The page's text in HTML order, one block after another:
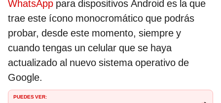
WhatsApp para dispositivos Android es la que
trae este ícono monocromático que podrás
probar, desde este momento, siempre y
cuando tengas un celular que se haya
actualizado al nuevo sistema operativo de
Google.
PUEDES VER: